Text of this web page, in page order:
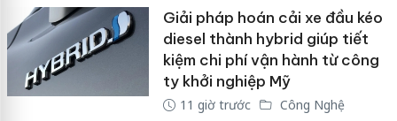
Giải pháp hoán cải xe đầu kéo
diesel thành hybrid giúp tiết
kiệm chi phí vận hành từ công
ty khởi nghiệp Mỹ
11 giờ trước Công Nghệ